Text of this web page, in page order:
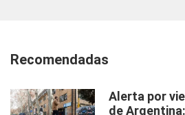
Recomendadas
Alerta por
de